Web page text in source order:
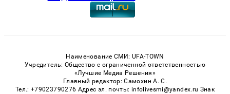
Наименование СМИ: UFA-TOWN
Учредитель: Общество с ограниченной ответственностью
«Лучшие Медиа Решения»
Главный редактор: Самохин А. С.
Тел.: +79023790276 Адрес эл. почты: infolivesmi@yandex.ru Знак